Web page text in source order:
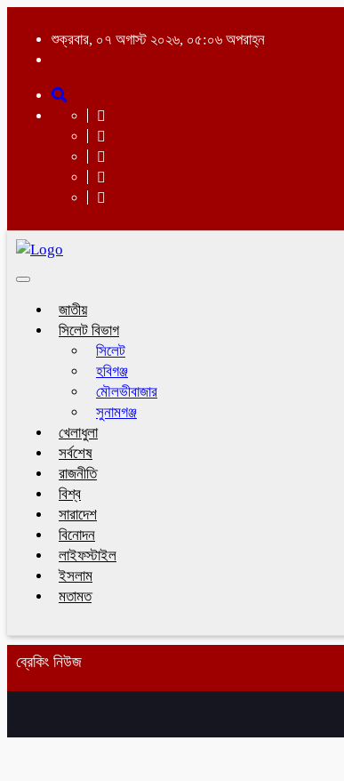
শুক্রবার, ০৭ অগাস্ট ২০২৬, ০৫:০৬ অপরাহ্ন
Toggle
জাতীয়
সিলেট বিভাগ
সিলেট
হবিগঞ্জ
মৌলভীবাজার
সুনামগঞ্জ
খেলাধুলা
সর্বশেষ
রাজনীতি
বিশ্ব
সারাদেশ
বিনোদন
লাইফস্টাইল
ইসলাম
মতামত
ব্রেকিং নিউজ